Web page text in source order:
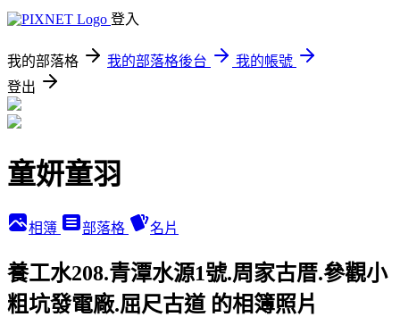
登入
我的部落格 我的部落格後台
我的帳號
登出
童妍童羽
相簿 部落格 名片
養工水208.青潭水源1號.周家古厝.參觀小
粗坑發電廠.屈尺古道 的相簿照片